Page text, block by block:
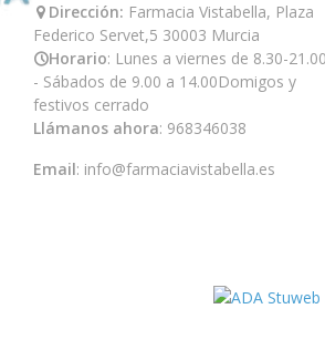
Dirección: Farmacia Vistabella, Plaza
Federico Servet,5 30003 Murcia
Horario: Lunes a viernes de 8.30-21.00
- Sábados de 9.00 a 14.00Domigos y
festivos cerrado
Llámanos ahora: 968346038
Email: info@farmaciavistabella.es